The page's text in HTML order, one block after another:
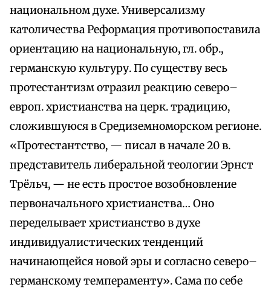
национальном духе. Универсализму
католичества Реформация противопоставила
ориентацию на национальную, гл. обр.,
германскую культуру. По существу весь
протестантизм отразил реакцию северо–
европ. христианства на церк. традицию,
сложившуюся в Средиземноморском регионе.
«Протестантство, — писал в начале 20 в.
представитель либеральной теологии Эрнст
Трёльч, — не есть простое возобновление
первоначального христианства… Оно
переделывает христианство в духе
индивидуалистических тенденций
начинающейся новой эры и согласно северо–
германскому темпераменту». Сама по себе